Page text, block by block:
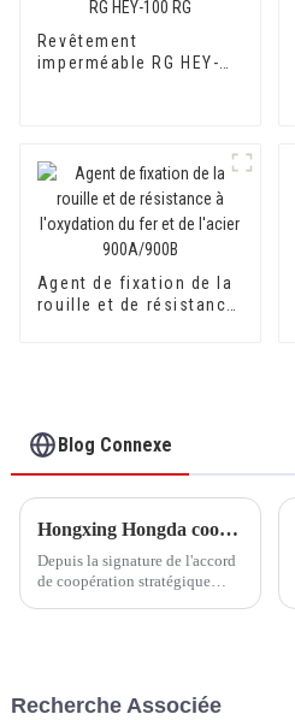
Revêtement
imperméable RG HEY-
Agent de fixation de la
rouille et de résistance
Blog Connexe
Hongxing Hongda coopère avec Keshun Waterproof Technology Co., Ltd pour apporter un nouvel avenir à l'industrie
Depuis la signature de l'accord
de coopération stratégique
Recherche Associée